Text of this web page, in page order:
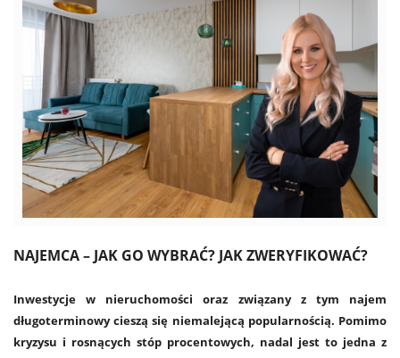
NAJEMCA – JAK GO WYBRAĆ? JAK ZWERYFIKOWAĆ?
Inwestycje w nieruchomości oraz związany z tym najem
długoterminowy cieszą się niemalejącą popularnością. Pomimo
kryzysu i rosnących stóp procentowych, nadal jest to jedna z